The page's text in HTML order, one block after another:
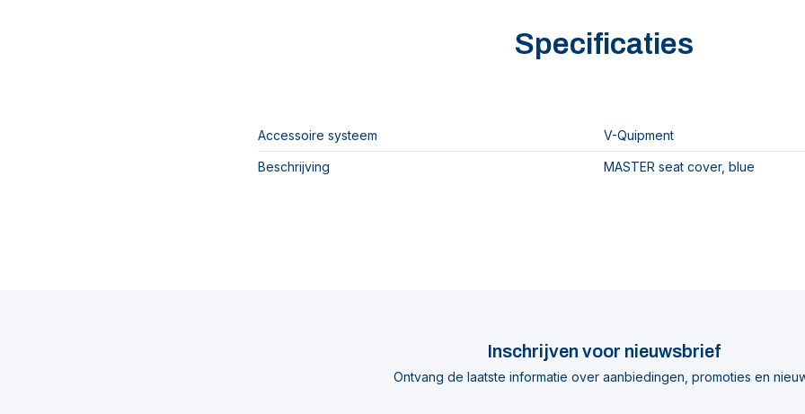
Specificaties
Accessoire systeem V-Quipment
Beschrijving MASTER seat cover, blue
Inschrijven voor nieuwsbrief
Ontvang de laatste informatie over aanbiedingen, promoties en